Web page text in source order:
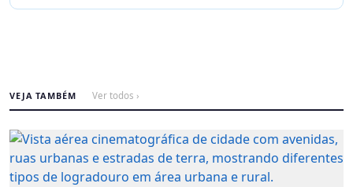
VEJA TAMBÉM Ver todos ›